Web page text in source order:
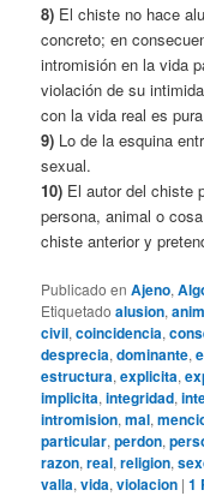
8) El chiste no hace
concreto; en
intromisión en la vida
violación de su
con la vida real es
9) Lo de la esquina
sexual.
10) El autor del chiste
persona, animal o
chiste anterior y
Publicado en Ajeno,
Etiquetado alusion,
civil,coincidencia,
desprecia,dominante,
estructura,explicita,
implicita,integridad,
intromision,mal,
particular,perdon,
razon,real,religion,
valla,vida,violacion |1